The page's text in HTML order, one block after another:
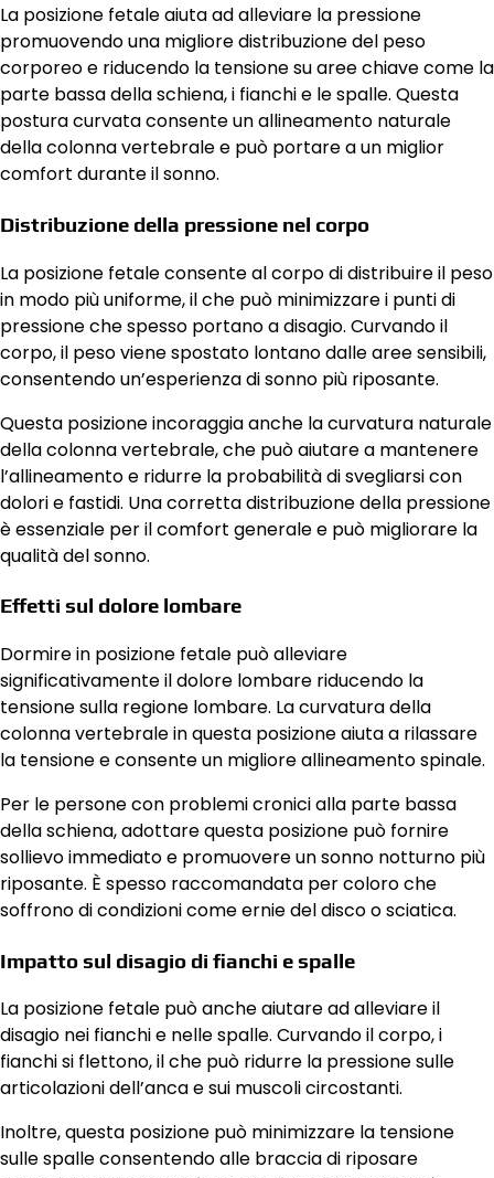
La posizione fetale aiuta ad alleviare la pressione
promuovendo una migliore distribuzione del peso
corporeo e riducendo la tensione su aree chiave come la
parte bassa della schiena, i fianchi e le spalle. Questa
postura curvata consente un allineamento naturale
della colonna vertebrale e può portare a un miglior
comfort durante il sonno.
Distribuzione della pressione nel corpo
La posizione fetale consente al corpo di distribuire il peso
in modo più uniforme, il che può minimizzare i punti di
pressione che spesso portano a disagio. Curvando il
corpo, il peso viene spostato lontano dalle aree sensibili,
consentendo un’esperienza di sonno più riposante.
Questa posizione incoraggia anche la curvatura naturale
della colonna vertebrale, che può aiutare a mantenere
l’allineamento e ridurre la probabilità di svegliarsi con
dolori e fastidi. Una corretta distribuzione della pressione
è essenziale per il comfort generale e può migliorare la
qualità del sonno.
Effetti sul dolore lombare
Dormire in posizione fetale può alleviare
significativamente il dolore lombare riducendo la
tensione sulla regione lombare. La curvatura della
colonna vertebrale in questa posizione aiuta a rilassare
la tensione e consente un migliore allineamento spinale.
Per le persone con problemi cronici alla parte bassa
della schiena, adottare questa posizione può fornire
sollievo immediato e promuovere un sonno notturno più
riposante. È spesso raccomandata per coloro che
soffrono di condizioni come ernie del disco o sciatica.
Impatto sul disagio di fianchi e spalle
La posizione fetale può anche aiutare ad alleviare il
disagio nei fianchi e nelle spalle. Curvando il corpo, i
fianchi si flettono, il che può ridurre la pressione sulle
articolazioni dell’anca e sui muscoli circostanti.
Inoltre, questa posizione può minimizzare la tensione
sulle spalle consentendo alle braccia di riposare